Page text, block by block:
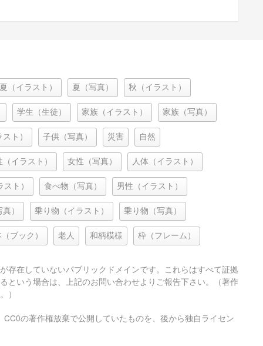
夏（イラスト） 夏（写真） 秋（イラスト）
学生（生徒） 家族（イラスト） 家族（写真）
ト） 子供（写真） 災害 自然
（イラスト） 女性（写真） 人体（イラスト）
ト） 食べ物（写真） 男性（イラスト）
） 乗り物（イラスト） 乗り物（写真）
ブック） 老人 和柄模様 枠（フレーム）
存在していないパブリックドメインです。これらはすべて証拠
という場合は、上記のお問い合わせよりご報告下さい。（著作
）
CC0の著作権放棄で公開していたものを、後から独自ライセン